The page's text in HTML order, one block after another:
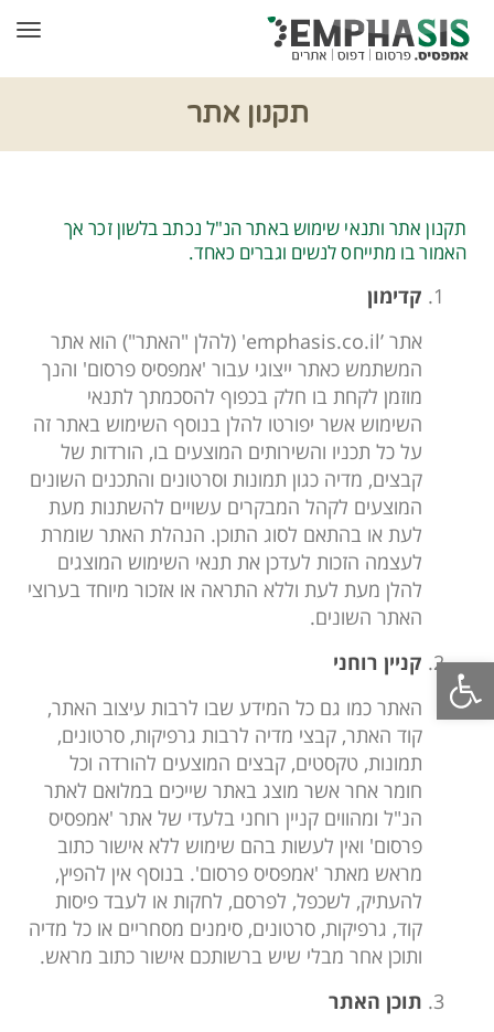
פתח סרגל נגישות
תקנון אתר
תקנון אתר ותנאי שימוש באתר הנ"ל נכתב בלשון זכר אך
האמור בו מתייחס לנשים וגברים כאחד.
קדימון
אתר ’emphasis.co.il' (להלן "האתר") הוא אתר
המשתמש כאתר ייצוגי עבור 'אמפסיס פרסום' והנך
מוזמן לקחת בו חלק בכפוף להסכמתך לתנאי
השימוש אשר יפורטו להלן בנוסף השימוש באתר זה
על כל תכניו והשירותים המוצעים בו, הורדות של
קבצים, מדיה כגון תמונות וסרטונים והתכנים השונים
המוצעים לקהל המבקרים עשויים להשתנות מעת
לעת או בהתאם לסוג התוכן. הנהלת האתר שומרת
לעצמה הזכות לעדכן את תנאי השימוש המוצגים
להלן מעת לעת וללא התראה או אזכור מיוחד בערוצי
האתר השונים.
קניין רוחני
האתר כמו גם כל המידע שבו לרבות עיצוב האתר,
קוד האתר, קבצי מדיה לרבות גרפיקות, סרטונים,
תמונות, טקסטים, קבצים המוצעים להורדה וכל
חומר אחר אשר מוצג באתר שייכים במלואם לאתר
הנ"ל ומהווים קניין רוחני בלעדי של אתר 'אמפסיס
פרסום' ואין לעשות בהם שימוש ללא אישור כתוב
מראש מאתר 'אמפסיס פרסום'. בנוסף אין להפיץ,
להעתיק, לשכפל, לפרסם, לחקות או לעבד פיסות
קוד, גרפיקות, סרטונים, סימנים מסחריים או כל מדיה
ותוכן אחר מבלי שיש ברשותכם אישור כתוב מראש.
תוכן האתר